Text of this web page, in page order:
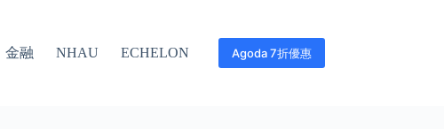
金融 NHAU ECHELON Agoda 7折優惠